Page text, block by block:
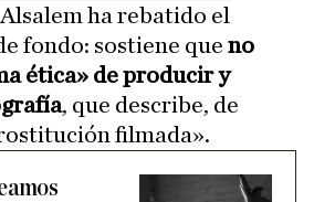
ha rebatido el
fondo: sostiene que no
ética» de producir y
, que describe, de
filmada».